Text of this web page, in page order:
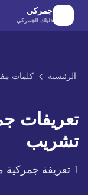
الانتقال إلى المحتوى
جمركي
دليلك الجمركي
الرئيسية كلمات
تعريفات
تشريب
1 تعريفة جمركية